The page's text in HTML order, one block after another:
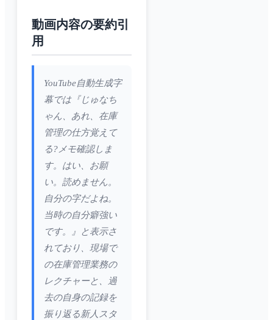
動画内容の要約引
用
YouTube自動生成字
幕では『じゅなち
ゃん、あれ、在庫
管理の仕方覚えて
る?メモ確認しま
す。はい、お願
い。読めません。
自分の字だよね。
当時の自分癖強い
です。』と表示さ
れており、現場で
の在庫管理業務の
レクチャーと、過
去の自身の記録を
振り返る新人スタ